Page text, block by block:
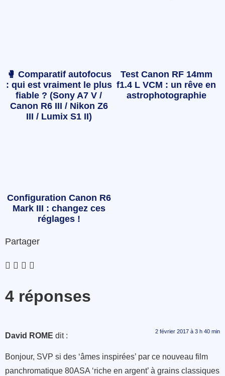
🥊 Comparatif autofocus
: qui est vraiment le plus
fiable ? (Sony A7 V /
Canon R6 III / Nikon Z6
III / Lumix S1 II)
Test Canon RF 14mm
f1.4 L VCM : un rêve en
astrophotographie
Configuration Canon R6
Mark III : changez ces
réglages !
Partager
4 réponses
David ROME dit : 2 février 2017 à 3 h 40 min
Bonjour, SVP si des ‘âmes inspirées’ par ce nouveau film
panchromatique 80ASA ‘riche en argent’ à grains classiques